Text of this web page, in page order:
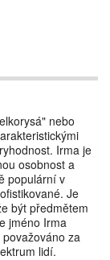
nebo
Irma je
osobnost a
populární v
Je
být předmětem
jméno Irma
za
lidí.